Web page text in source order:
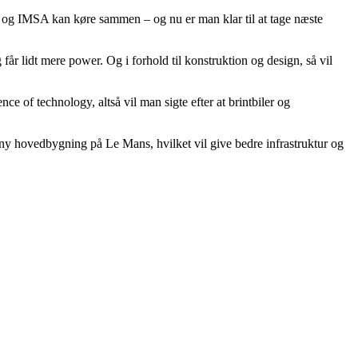
IMSA kan køre sammen – og nu er man klar til at tage næste
lidt mere power. Og i forhold til konstruktion og design, så vil
of technology, altså vil man sigte efter at brintbiler og
hovedbygning på Le Mans, hvilket vil give bedre infrastruktur og